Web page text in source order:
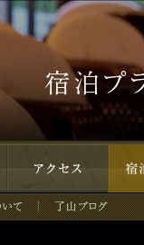
アクセス 宿泊